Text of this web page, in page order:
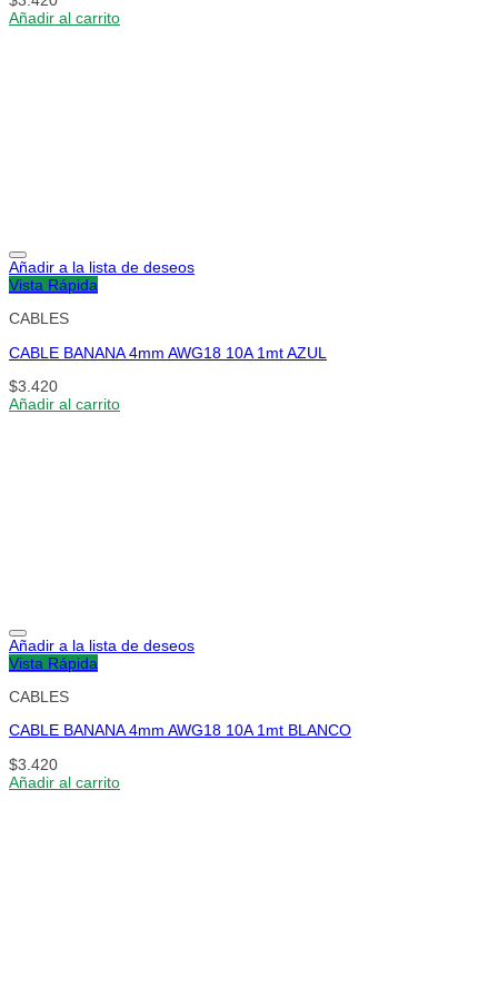
Añadir al carrito
Añadir a la lista de deseos
Vista Rápida
CABLES
CABLE BANANA 4mm AWG18 10A 1mt AZUL
$3.420
Añadir al carrito
Añadir a la lista de deseos
Vista Rápida
CABLES
CABLE BANANA 4mm AWG18 10A 1mt BLANCO
$3.420
Añadir al carrito